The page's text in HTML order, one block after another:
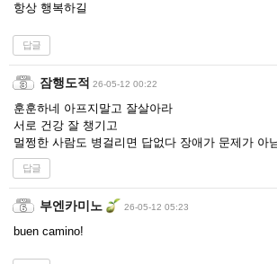
항상 행복하길
답글
잠행도적 26-05-12 00:22
훈훈하네 아프지말고 잘살아라
서로 건강 잘 챙기고
멀쩡한 사람도 병걸리면 답없다 장애가 문제가 아
답글
부엔카미노 26-05-12 05:23
buen camino!